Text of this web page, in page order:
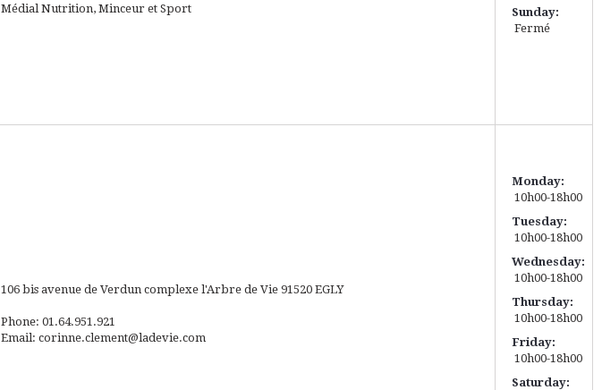
Médial Nutrition, Minceur et Sport
Sunday:
Fermé
106 bis avenue de Verdun complexe l'Arbre de Vie 91520 EGLY
Phone: 01.64.951.921
Email: corinne.clement@ladevie.com
Monday:
10h00-18h00
Tuesday:
10h00-18h00
Wednesday:
10h00-18h00
Thursday:
10h00-18h00
Friday:
10h00-18h00
Saturday: